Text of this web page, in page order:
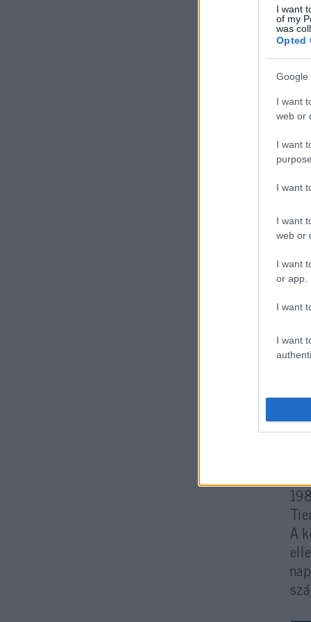
I want
of my
was
Opted
Google
I want
web or
I want
I want
I want
web or
I want
or app.
I want
I want
A
A